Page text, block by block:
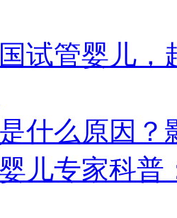
试管婴儿，
什么原因？
儿专家科普